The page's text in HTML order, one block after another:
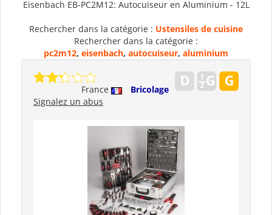
Eisenbach EB-PC2M12: Autocuiseur en Aluminium - 12L
Rechercher dans la catégorie : Ustensiles de cuisine
Rechercher dans la catégorie :
pc2m12, eisenbach, autocuiseur, aluminium
France
Bricolage
Signalez un abus